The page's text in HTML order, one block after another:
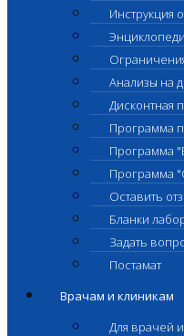
Инструкция
Анализы на
Дисконтная
Программа
Программа
Программа
Оставить
Бланки
Задать
Постамат
Врачам и клиникам
Для врачей